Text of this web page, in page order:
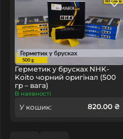
Герметик у брусках NHK-
Koito чорний оригінал (500
гр – вага)
В наявності
У кошик: 820.00 ₴